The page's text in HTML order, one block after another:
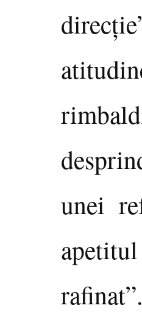
unei